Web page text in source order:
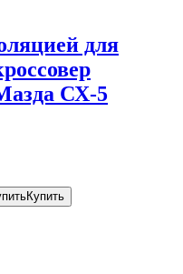
для
СХ-5
Купить